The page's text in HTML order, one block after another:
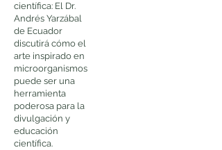
científica: El Dr.
Andrés Yarzábal
de Ecuador
discutirá cómo el
arte inspirado en
microorganismos
puede ser una
herramienta
poderosa para la
divulgación y
educación
científica.